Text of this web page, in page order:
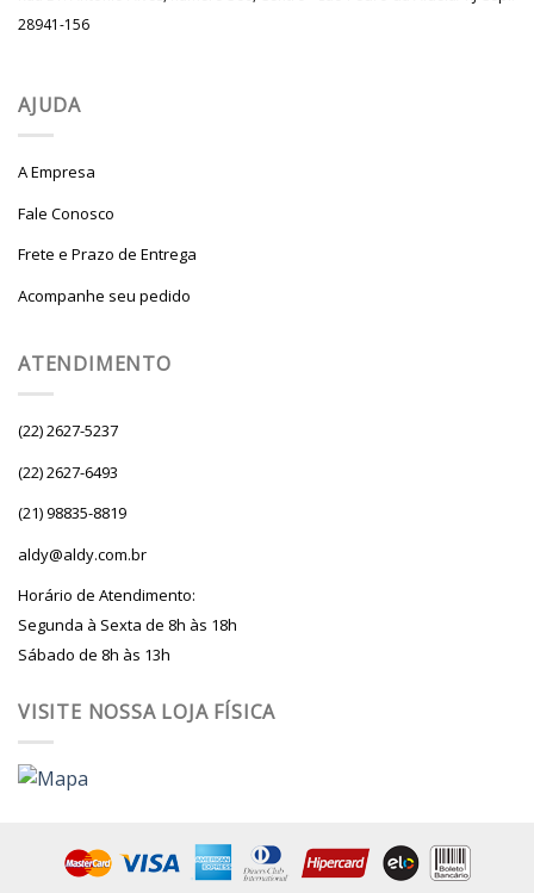
28941-156
AJUDA
A Empresa
Fale Conosco
Frete e Prazo de Entrega
Acompanhe seu pedido
ATENDIMENTO
(22) 2627-5237
(22) 2627-6493
(21) 98835-8819
aldy@aldy.com.br
Horário de Atendimento:
Segunda à Sexta de 8h às 18h
Sábado de 8h às 13h
VISITE NOSSA LOJA FÍSICA